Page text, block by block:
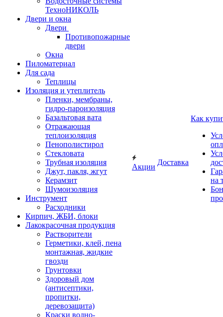
ТехноНИКОЛЬ
Двери и окна
Двери
Противопожарные
двери
Окна
Пиломатериал
Для сада
Теплицы
Изоляция и утеплитель
Пленки, мембраны,
гидро-пароизоляция
Базальтовая вата
Отражающая
теплоизоляция
Пенополистирол
Стекловата
Трубная изоляция
Джут, пакля, жгут
Керамзит
Шумоизоляция
Инструмент
Расходники
Кирпич, ЖБИ, блоки
Лакокрасочная продукция
Растворители
Герметики, клей, пена
монтажная, жидкие
гвозди
Грунтовки
Здоровый дом
(антисептики,
пропитки,
деревозащита)
Краски водно-
Акции
Доставка
Как
на